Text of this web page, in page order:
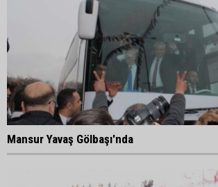
Mansur Yavaş Gölbaşı'nda